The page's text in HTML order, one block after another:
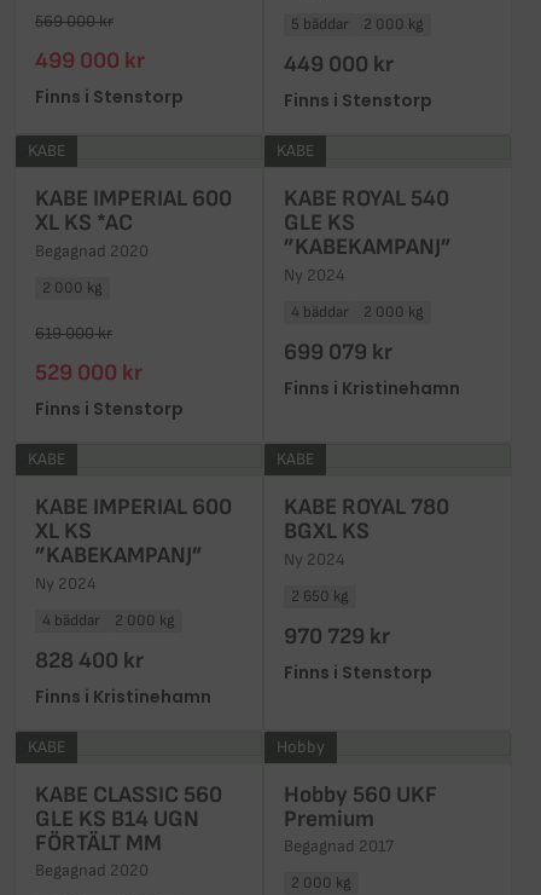
569 000 kr
499 000 kr
Finns i Stenstorp
5 bäddar 2 000 kg
449 000 kr
Finns i Stenstorp
KABE
KABE IMPERIAL 600
XL KS *AC
Begagnad 2020
2 000 kg
619 000 kr
529 000 kr
Finns i Stenstorp
KABE
KABE ROYAL 540
GLE KS
”KABEKAMPANJ”
Ny 2024
4 bäddar 2 000 kg
699 079 kr
Finns i Kristinehamn
KABE
KABE IMPERIAL 600
XL KS
”KABEKAMPANJ”
Ny 2024
4 bäddar 2 000 kg
828 400 kr
Finns i Kristinehamn
KABE
KABE ROYAL 780
BGXL KS
Ny 2024
2 650 kg
970 729 kr
Finns i Stenstorp
KABE
KABE CLASSIC 560
GLE KS B14 UGN
FÖRTÄLT MM
Begagnad 2020
Hobby
Hobby 560 UKF
Premium
Begagnad 2017
2 000 kg